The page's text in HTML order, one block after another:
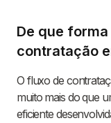
De que
contratação
O fluxo de
muito mais do que
eficiente